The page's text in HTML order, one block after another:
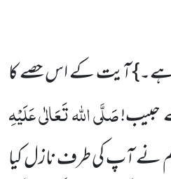
ہے۔} آیت کے اس حصے کا
حبیب!صَلَّی اللہ تَعَالٰی عَلَیْہِ
نے آپ کی طرف نازل کیا